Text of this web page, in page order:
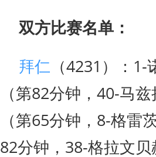
双方比赛名单：
拜仁 （4231）：
（第82分钟，40-马
（第65分钟，8-格
82分钟，38-格拉文